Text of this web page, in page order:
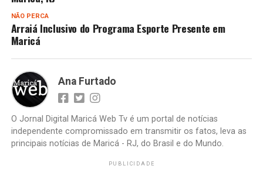
NÃO PERCA
Arraiá Inclusivo do Programa Esporte Presente em
Maricá
Ana Furtado
O Jornal Digital Maricá Web Tv é um portal de notícias
independente compromissado em transmitir os fatos, leva as
principais notícias de Maricá - RJ, do Brasil e do Mundo.
PUBLICIDADE